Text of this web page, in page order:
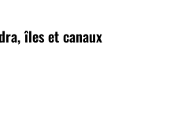
îles et canaux